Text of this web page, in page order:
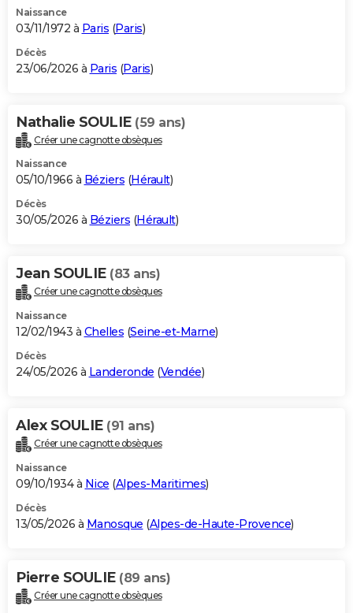
Naissance
03/11/1972 à Paris (Paris)
Décès
23/06/2026 à Paris (Paris)
Nathalie SOULIE (59 ans)
Créer une cagnotte obsèques
Naissance
05/10/1966 à Béziers (Hérault)
Décès
30/05/2026 à Béziers (Hérault)
Jean SOULIE (83 ans)
Créer une cagnotte obsèques
Naissance
12/02/1943 à Chelles (Seine-et-Marne)
Décès
24/05/2026 à Landeronde (Vendée)
Alex SOULIE (91 ans)
Créer une cagnotte obsèques
Naissance
09/10/1934 à Nice (Alpes-Maritimes)
Décès
13/05/2026 à Manosque (Alpes-de-Haute-Provence)
Pierre SOULIE (89 ans)
Créer une cagnotte obsèques